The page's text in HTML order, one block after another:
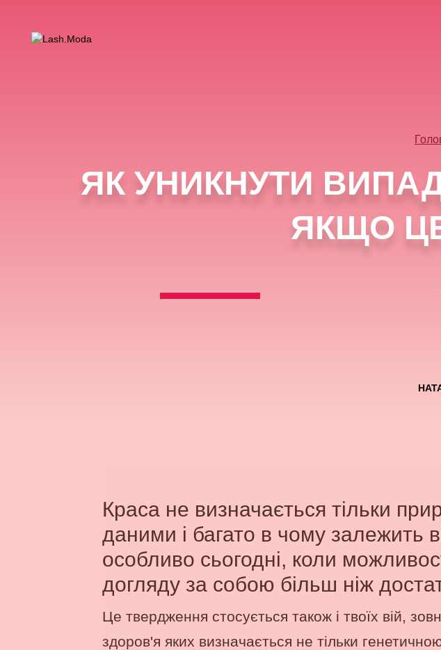
ЯК УНИКНУТИ
ЯКЩО
Краса не визначається тільки
даними і багато в чому залежить
особливо сьогодні, коли
догляду за собою більш ніж
Це твердження стосується також і твоїх вій,
здоров'я яких визначається не тільки